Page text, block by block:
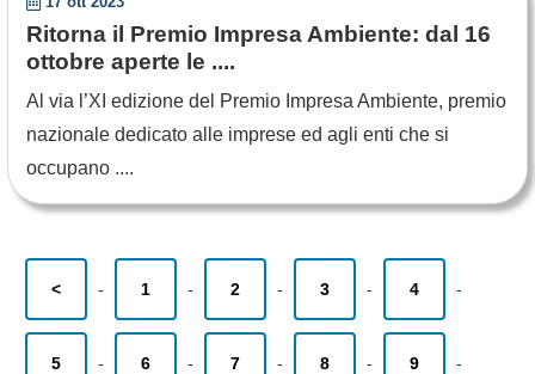
Ritorna il Premio Impresa Ambiente: dal 16
ottobre aperte le ....
Al via l’XI edizione del Premio Impresa Ambiente, premio
nazionale dedicato alle imprese ed agli enti che si
occupano ....
< - 1 - 2 - 3 - 4 -
5 - 6 - 7 - 8 - 9 -